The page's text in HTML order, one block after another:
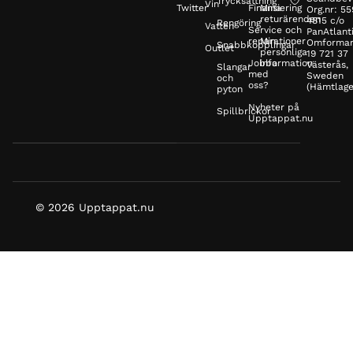
TwitterVin
Vatten
Outlet
Rengöring
Snabbkopplingar
Slangar
och
pyton
Spillbrickor
Finansiering
Service och
reparationer
Jobba
med
oss?
Nyheter på
Upptappat.nu
Mina
returärenden
Min
personliga
information
Org.nr:
4815 c/o
19 721 37
Västerås,
Sweden
© 2026 Upptappat.nu